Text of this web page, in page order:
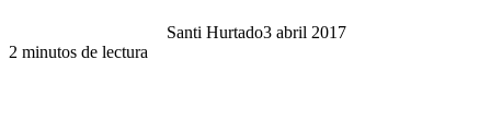
Santi Hurtado3 abril 2017
2 minutos de lectura